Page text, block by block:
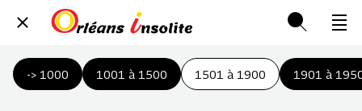
-> 1000 1001 à 1500 1501 à 1900 1901 à